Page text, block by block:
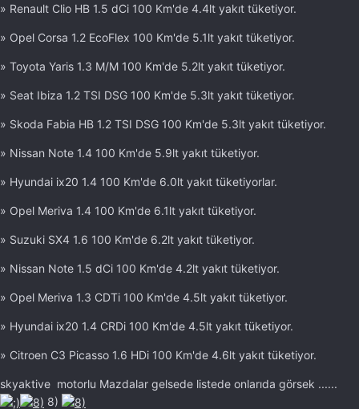
» Renault Clio HB 1.5 dCi 100 Km'de 4.4lt yakıt tüketiyor.
» Opel Corsa 1.2 EcoFlex 100 Km'de 5.1lt yakıt tüketiyor.
» Toyota Yaris 1.3 M/M 100 Km'de 5.2lt yakıt tüketiyor.
» Seat Ibiza 1.2 TSI DSG 100 Km'de 5.3lt yakıt tüketiyor.
» Skoda Fabia HB 1.2 TSI DSG 100 Km'de 5.3lt yakıt tüketiyor.
» Nissan Note 1.4 100 Km'de 5.9lt yakıt tüketiyor.
» Hyundai ix20 1.4 100 Km'de 6.0lt yakıt tüketiyorlar.
» Opel Meriva 1.4 100 Km'de 6.1lt yakıt tüketiyor.
» Suzuki SX4 1.6 100 Km'de 6.2lt yakıt tüketiyor.
» Nissan Note 1.5 dCi 100 Km'de 4.2lt yakıt tüketiyor.
» Opel Meriva 1.3 CDTi 100 Km'de 4.5lt yakıt tüketiyor.
» Hyundai ix20 1.4 CRDi 100 Km'de 4.5lt yakıt tüketiyor.
» Citroen C3 Picasso 1.6 HDi 100 Km'de 4.6lt yakıt tüketiyor.
skyaktive motorlu Mazdalar gelsede listede onlarıda görsek ......
8)